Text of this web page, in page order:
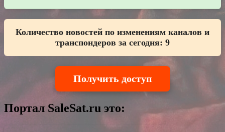
Количество новостей по изменениям каналов и
транспондеров за сегодня: 9
Получить доступ
Портал SaleSat.ru это: